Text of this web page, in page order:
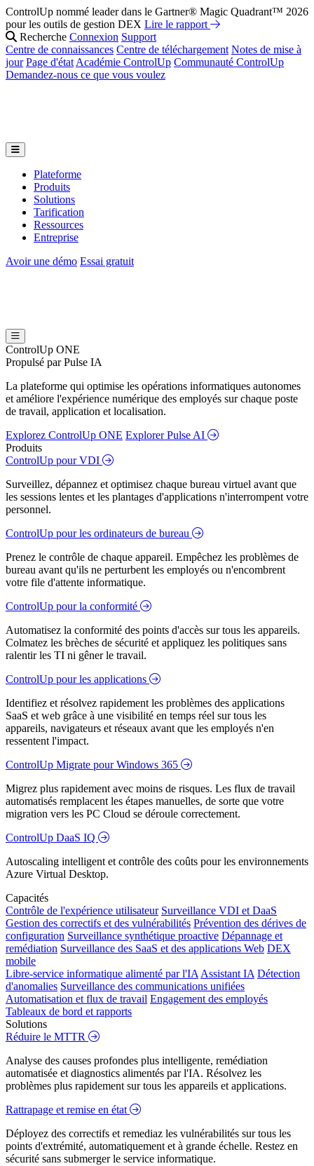
ControlUp nommé leader dans le Gartner® Magic Quadrant™ 2026
pour les outils de gestion DEX Lire le rapport
Recherche Connexion Support
Centre de connaissances Centre de téléchargement Notes de mise à
jour Page d'état Académie ControlUp Communauté ControlUp
Demandez-nous ce que vous voulez
Plateforme
Produits
Solutions
Tarification
Ressources
Entreprise
Avoir une démo Essai gratuit
ControlUp ONE
Propulsé par Pulse IA
La plateforme qui optimise les opérations informatiques autonomes
et améliore l'expérience numérique des employés sur chaque poste
de travail, application et localisation.
Explorez ControlUp ONE Explorer Pulse AI
Produits
ControlUp pour VDI
Surveillez, dépannez et optimisez chaque bureau virtuel avant que
les sessions lentes et les plantages d'applications n'interrompent votre
personnel.
ControlUp pour les ordinateurs de bureau
Prenez le contrôle de chaque appareil. Empêchez les problèmes de
bureau avant qu'ils ne perturbent les employés ou n'encombrent
votre file d'attente informatique.
ControlUp pour la conformité
Automatisez la conformité des points d'accès sur tous les appareils.
Colmatez les brèches de sécurité et appliquez les politiques sans
ralentir les TI ni gêner le travail.
ControlUp pour les applications
Identifiez et résolvez rapidement les problèmes des applications
SaaS et web grâce à une visibilité en temps réel sur tous les
appareils, navigateurs et réseaux avant que les employés n'en
ressentent l'impact.
ControlUp Migrate pour Windows 365
Migrez plus rapidement avec moins de risques. Les flux de travail
automatisés remplacent les étapes manuelles, de sorte que votre
migration vers les PC Cloud se déroule correctement.
ControlUp DaaS IQ
Autoscaling intelligent et contrôle des coûts pour les environnements
Azure Virtual Desktop.
Capacités
Contrôle de l'expérience utilisateur Surveillance VDI et DaaS
Gestion des correctifs et des vulnérabilités Prévention des dérives de
configuration Surveillance synthétique proactive Dépannage et
remédiation Surveillance des SaaS et des applications Web DEX
mobile
Libre-service informatique alimenté par l'IA Assistant IA Détection
d'anomalies Surveillance des communications unifiées
Automatisation et flux de travail Engagement des employés
Tableaux de bord et rapports
Solutions
Réduire le MTTR
Analyse des causes profondes plus intelligente, remédiation
automatisée et diagnostics alimentés par l'IA. Résolvez les
problèmes plus rapidement sur tous les appareils et applications.
Rattrapage et remise en état
Déployez des correctifs et remediaz les vulnérabilités sur tous les
points d'extrémité, automatiquement et à grande échelle. Restez en
sécurité sans submerger le service informatique.